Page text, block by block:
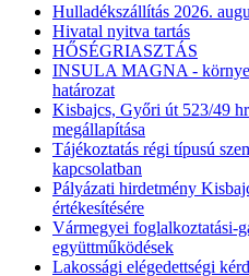
Hulladékszállítás 2026.
Hivatal nyitva tartás
HŐSÉGRIASZTÁS
INSULA MAGNA -
határozat
Kisbajcs, Győri út 523/49
megállapítása
Tájékoztatás régi típusú
kapcsolatban
Pályázati hirdetmény
értékesítésére
Vármegyei foglalkoztatási-
együttműködések
Lakossági elégedettségi